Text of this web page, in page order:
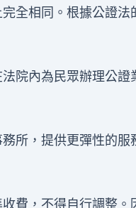
全相同。根據公證法
院內為民眾辦理公證
所，提供更彈性的服
費，不得自行調整。